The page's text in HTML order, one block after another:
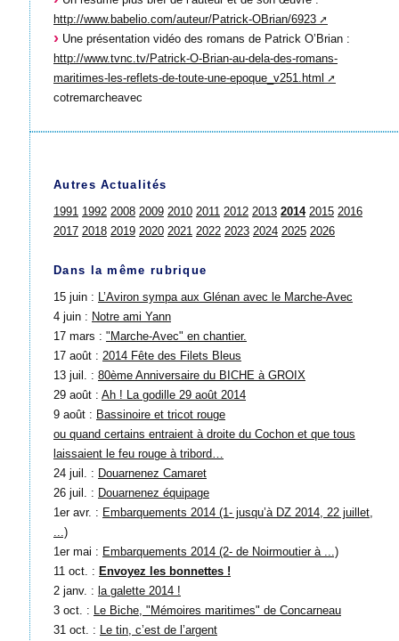
http://www.babelio.com/auteur/Patrick-OBrian/6923
Une présentation vidéo des romans de Patrick O’Brian :
http://www.tvnc.tv/Patrick-O-Brian-au-dela-des-romans-
maritimes-les-reflets-de-toute-une-epoque_v251.html
cotremarcheavec
Autres Actualités
1991 1992 2008 2009 2010 2011 2012 2013 2014 2015 2016
2017 2018 2019 2020 2021 2022 2023 2024 2025 2026
Dans la même rubrique
15 juin : L’Aviron sympa aux Glénan avec le Marche-Avec
4 juin : Notre ami Yann
17 mars : "Marche-Avec" en chantier.
17 août : 2014 Fête des Filets Bleus
13 juil. : 80ème Anniversaire du BICHE à GROIX
29 août : Ah ! La godille 29 août 2014
9 août : Bassinoire et tricot rouge
ou quand certains entraient à droite du Cochon et que tous
laissaient le feu rouge à tribord…
24 juil. : Douarnenez Camaret
26 juil. : Douarnenez équipage
1er avr. : Embarquements 2014 (1- jusqu’à DZ 2014, 22 juillet,
...)
1er mai : Embarquements 2014 (2- de Noirmoutier à ...)
11 oct. : Envoyez les bonnettes !
2 janv. : la galette 2014 !
3 oct. : Le Biche, "Mémoires maritimes" de Concarneau
31 oct. : Le tin, c’est de l’argent